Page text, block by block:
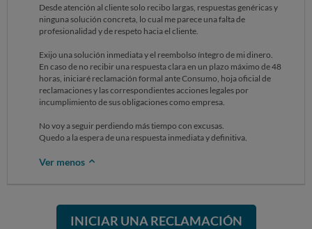
Desde atención al cliente solo recibo largas, respuestas genéricas y
ninguna solución concreta, lo cual me parece una falta de
profesionalidad y de respeto hacia el cliente.
Exijo una solución inmediata y el reembolso íntegro de mi dinero.
En caso de no recibir una respuesta clara en un plazo máximo de 48
horas, iniciaré reclamación formal ante Consumo, hoja oficial de
reclamaciones y las correspondientes acciones legales por
incumplimiento de sus obligaciones como empresa.
No voy a seguir perdiendo más tiempo con excusas.
Quedo a la espera de una respuesta inmediata y definitiva.
Ver menos
INICIAR UNA RECLAMACIÓN